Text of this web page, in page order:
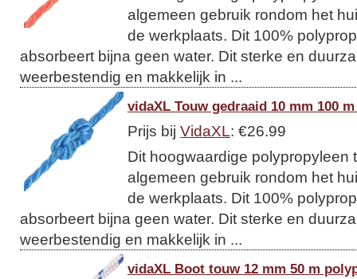
algemeen gebruik rondom het
de werkplaats. Dit 100%
absorbeert bijna geen water. Dit sterke en
weerbestendig en makkelijk in ...
vidaXL Touw gedraaid 10 mm 100
Prijs bij VidaXL: €26.99
Dit hoogwaardige polypropyleen
algemeen gebruik rondom het
de werkplaats. Dit 100%
absorbeert bijna geen water. Dit sterke en
weerbestendig en makkelijk in ...
vidaXL Boot touw 12 mm 50 m